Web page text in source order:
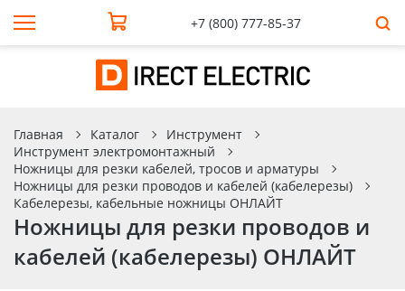
+7 (800) 777-85-37
Главная Каталог
Инструмент
Инструмент электромонтажный
Ножницы для резки кабелей, тросов и арматуры
Ножницы для резки проводов и кабелей (кабелерезы)
Кабелерезы, кабельные ножницы ОНЛАЙТ
Ножницы для резки проводов и
кабелей (кабелерезы) ОНЛАЙТ